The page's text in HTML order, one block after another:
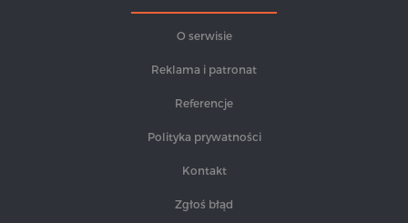
O serwisie
Reklama i patronat
Referencje
Polityka prywatności
Kontakt
Zgłoś błąd